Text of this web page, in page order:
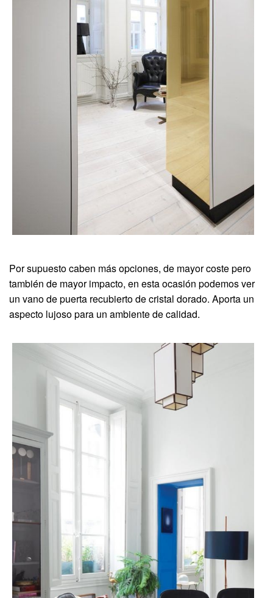
Por supuesto caben más opciones, de mayor coste pero
también de mayor impacto, en esta ocasión podemos ver
un vano de puerta recubierto de cristal dorado. Aporta un
aspecto lujoso para un ambiente de calidad.